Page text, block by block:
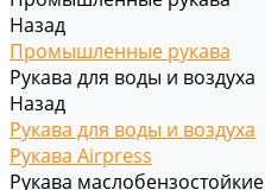
Назад
Промышленные рукава
Рукава для воды и воздуха
Назад
Рукава для воды и воздуха
Рукава Airpress
Рукава маслобензостойкие